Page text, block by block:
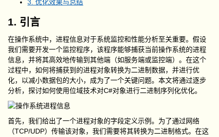
3. 优化效果与总结
1. 引言
在操作系统中，进程信息对于系统监控和性能分析至关重要。假设
我们需要开发一个监控程序，该程序能够捕获当前操作系统的进程
信息，并将其高效地传输到其他端（如服务端或监控端）。在这个
过程中，如何将捕获到的进程对象转换为二进制数据，并进行优
化，以减小数据包的大小，成为了一个关键问题。本文将通过逐步
分析，探讨如何使用位域技术对C#对象进行二进制序列化优化。
首先，我们给出了一个进程对象的字段定义示例。为了通过网络
（TCP/UDP）传输该对象，我们需要将其转换为二进制格式。在这